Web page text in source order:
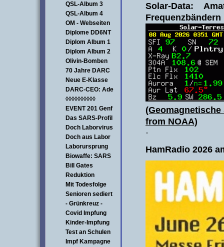
QSL-Album 3
QSL-Album 4
OM - Webseiten
Diplome DD6NT
Diplom Album 1
Diplom Album 2
Olivin-Bomben
70 Jahre DARC
Neue E-Klasse
DARC-CEO: Ade
◊◊◊◊◊◊◊◊◊◊
EVENT 201 Genf
Das SARS-Profil
Doch Laborvirus
Doch aus Labor
Laborursprung
Biowaffe: SARS
Bill Gates
Reduktion
Mit Todesfolge
Senioren sediert
- Grünkreuz -
Covid Impfung
Kinder-Impfung
Test an Schulen
Impf Kampagne
Solar-Data:
Frequenzbändern
from NOAA)
·
HamRadio 2026